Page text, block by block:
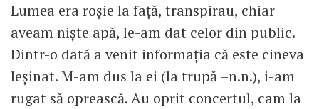
Lumea era roșie la față, transpirau, chiar
aveam niște apă, le-am dat celor din public.
Dintr-o dată a venit informația că este cineva
leșinat. M-am dus la ei (la trupă –n.n.), i-am
rugat să oprească. Au oprit concertul, cam la